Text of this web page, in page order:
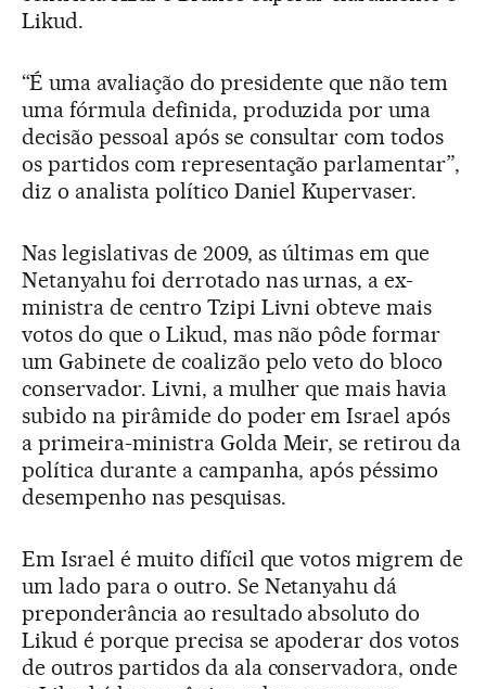
Likud.
“É uma avaliação do presidente que não tem
uma fórmula definida, produzida por uma
decisão pessoal após se consultar com todos
os partidos com representação parlamentar”,
diz o analista político Daniel Kupervaser.
Nas legislativas de 2009, as últimas em que
Netanyahu foi derrotado nas urnas, a ex-
ministra de centro Tzipi Livni obteve mais
votos do que o Likud, mas não pôde formar
um Gabinete de coalizão pelo veto do bloco
conservador. Livni, a mulher que mais havia
subido na pirâmide do poder em Israel após
a primeira-ministra Golda Meir, se retirou da
política durante a campanha, após péssimo
desempenho nas pesquisas.
Em Israel é muito difícil que votos migrem de
um lado para o outro. Se Netanyahu dá
preponderância ao resultado absoluto do
Likud é porque precisa se apoderar dos votos
de outros partidos da ala conservadora, onde